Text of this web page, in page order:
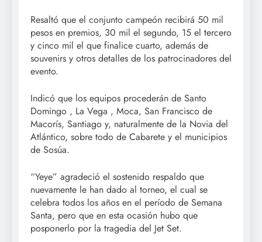
Resaltó que el conjunto campeón recibirá 50 mil
pesos en premios, 30 mil el segundo, 15 el tercero
y cinco mil el que finalice cuarto, además de
souvenirs y otros detalles de los patrocinadores del
evento.
Indicó que los equipos procederán de Santo
Domingo , La Vega , Moca, San Francisco de
Macorís, Santiago y, naturalmente de la Novia del
Atlántico, sobre todo de Cabarete y el municipios
de Sosúa.
“Yeye” agradeció el sostenido respaldo que
nuevamente le han dado al torneo, el cual se
celebra todos los años en el período de Semana
Santa, pero que en esta ocasión hubo que
posponerlo por la tragedia del Jet Set.